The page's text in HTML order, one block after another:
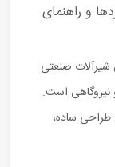
و راهنمای
شیرآلات صنعتی
نیروگاهی است.
طراحی ساده،